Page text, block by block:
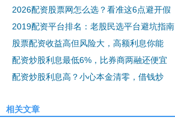
2026配资股票网怎么选？看准这6点避开假
2019配资平台排名：老股民选平台避坑指南
股票配资收益高但风险大，高额利息你能
配资炒股利息最低6%，比券商两融还便宜
配资炒股利息高？小心本金清零，借钱炒
相关文章